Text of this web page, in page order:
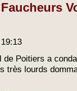
de Poitiers a
très lourds